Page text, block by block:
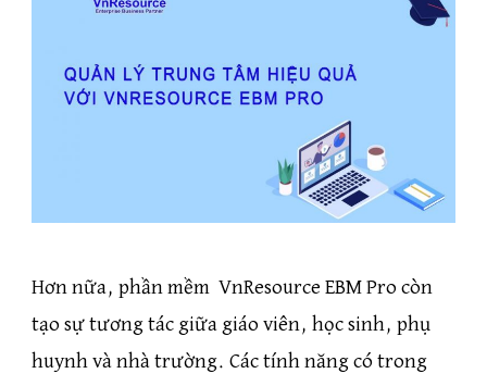
Hơn nữa, phần mềm VnResource EBM Pro còn
tạo sự tương tác giữa giáo viên, học sinh, phụ
huynh và nhà trường. Các tính năng có trong